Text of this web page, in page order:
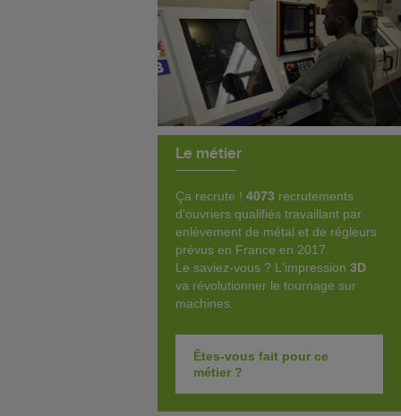
Le métier
Ça recrute !4073 recrutements
d'ouvriers qualifiés travaillant par
enlèvement de métal et de régleurs
prévus en France en 2017.
Le saviez-vous ? L'impression3D
va révolutionner le tournage sur
machines.
Êtes-vous fait pour ce
métier ?